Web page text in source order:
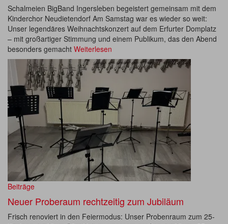
Schalmeien BigBand Ingersleben begeistert gemeinsam mit dem
Kinderchor Neudietendorf Am Samstag war es wieder so weit:
Unser legendäres Weihnachtskonzert auf dem Erfurter Domplatz
– mit großartiger Stimmung und einem Publikum, das den Abend
besonders gemacht Weiterlesen
Beiträge
Neuer Proberaum rechtzeitig zum Jubiläum
Frisch renoviert in den Feiermodus: Unser Probenraum zum 25-